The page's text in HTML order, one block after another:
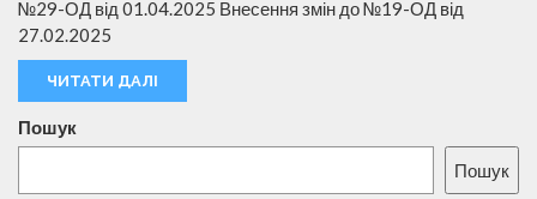
№29-ОД від 01.04.2025 Внесення змін до №19-ОД від
27.02.2025
ЧИТАТИ ДАЛІ
Пошук
Пошук